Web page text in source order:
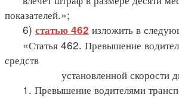
показателей.»;
6) статью 462 изложить в
«Статья 462. Превышение
средств
установленной скорости
1. Превышение водителями